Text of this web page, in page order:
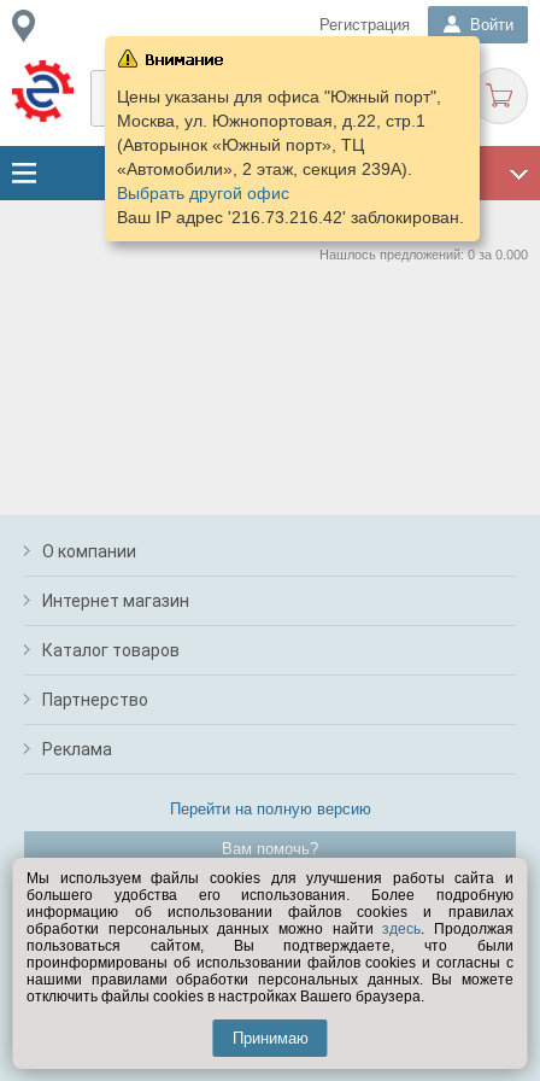
Регистрация Войти
Цены указаны для офиса "Южный порт",
Москва, ул. Южнопортовая, д.22, стр.1
(Авторынок «Южный порт», ТЦ
«Автомобили», 2 этаж, секция 239А).
Выбрать другой офис
Ваш IP адрес '216.73.216.42' заблокирован.
Нашлось предложений: 0 за 0.000
О компании
Интернет магазин
Каталог товаров
Партнерство
Реклама
Перейти на полную версию
Вам помочь?
© Exist.ru 1998—2026
Мы используем файлы cookies для улучшения работы сайта и
большего удобства его использования. Более подробную
информацию об использовании файлов cookies и правилах
обработки персональных данных можно найтиздесь. Продолжая
пользоваться сайтом, Вы подтверждаете, что были
проинформированы об использовании файлов cookies и согласны с
нашими правилами обработки персональных данных. Вы можете
отключить файлы cookies в настройках Вашего браузера.
Принимаю